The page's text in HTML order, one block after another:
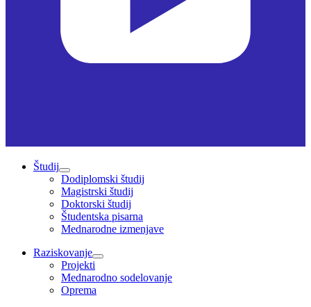
Študij
Dodiplomski študij
Magistrski študij
Doktorski študij
Študentska pisarna
Mednarodne izmenjave
Raziskovanje
Projekti
Mednarodno sodelovanje
Oprema